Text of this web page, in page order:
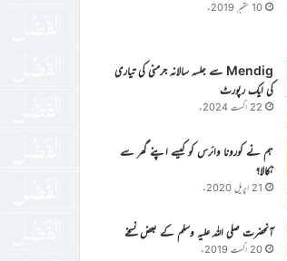
10 ستمبر 2019ء
Mendig سے جلسہ سالانہ جرمنی کی تیاری
کی ایک رپورٹ
22 اگست 2024ء
ہم نے کورونا وائرس کو کیسے اپنے گھر سے
نکالا؟
21 اپریل 2020ء
آنحضرت صلی اللہ علیہ وسلم کے بعض نسخے
20 اگست 2019ء